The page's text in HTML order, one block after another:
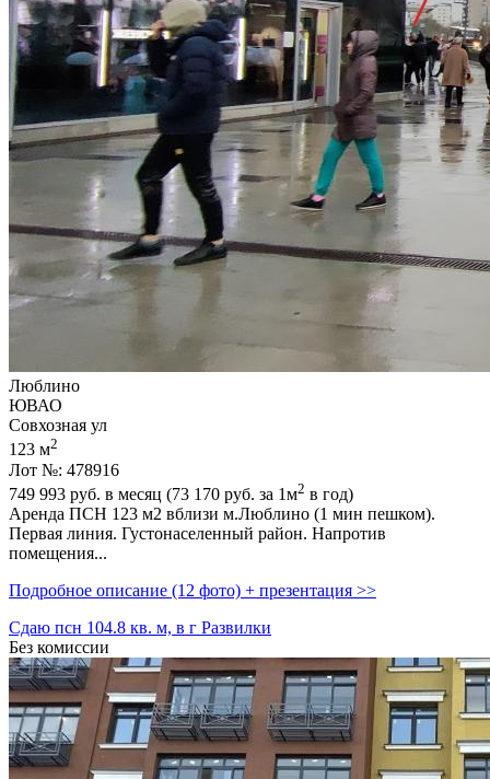
Люблино
ЮВАО
Совхозная ул
123 м2
Лот №: 478916
749 993 руб. в месяц (73 170 руб. за 1м2 в год)
Аренда ПСН 123 м2 вблизи м.Люблино (1 мин пешком).
Первая линия. Густонаселенный район. Напротив
помещения...
Подробное описание (12 фото) + презентация >>
Сдаю псн 104.8 кв. м, в г Развилки
Без комиссии